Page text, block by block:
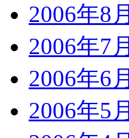
2006年8月
2006年7月
2006年6月
2006年5月